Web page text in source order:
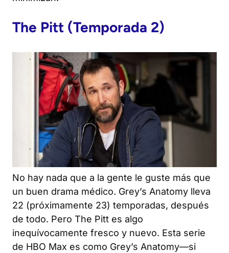
The Pitt (Temporada 2)
No hay nada que a la gente le guste más que
un buen drama médico. Grey’s Anatomy lleva
22 (próximamente 23) temporadas, después
de todo. Pero The Pitt es algo
inequívocamente fresco y nuevo. Esta serie
de HBO Max es como Grey’s Anatomy—si